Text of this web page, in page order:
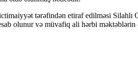
tərəfindən etiraf edilməsi Silahlı
olunur və müvafiq ali hərbi